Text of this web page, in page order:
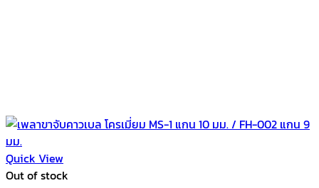
Quick View
Out of stock